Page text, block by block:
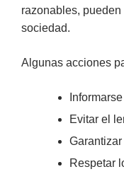
razonables,
sociedad.
Algunas acciones
Evitar el
Respetar